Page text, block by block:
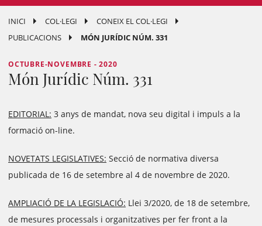
INICI COL·LEGI
CONEIX EL COL·LEGI
PUBLICACIONS
MÓN JURÍDIC NÚM. 331
OCTUBRE-NOVEMBRE - 2020
Món Jurídic Núm. 331
EDITORIAL: 3 anys de mandat, nova seu digital i impuls a la
formació on-line.
NOVETATS LEGISLATIVES: Secció de normativa diversa
publicada de 16 de setembre al 4 de novembre de 2020.
AMPLIACIÓ DE LA LEGISLACIÓ: Llei 3/2020, de 18 de setembre,
de mesures processals i organitzatives per fer front a la